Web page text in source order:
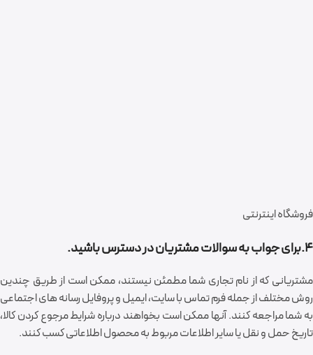
فروشگاه اینترنتی
4.برای جواب به سوالات مشتریان در دسترس باشید.
مشتریانی که از نام تجاری شما مطمئن نیستند، ممکن است از طریق چندین
روش مختلف از جمله فرم تماس با سایت، ایمیل و پروفایل رسانه های اجتماعی
به شما مراجعه کنند. آنها ممکن است بخواهند درباره شرایط مرجوع کردن کالا،
تاریخ حمل و نقل یا سایر اطلاعات مربوط به محصول اطلاعاتی کسب کنند.